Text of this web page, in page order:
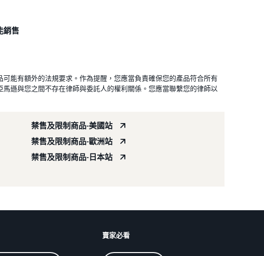
銷售
能有額外的法規要求。作為提醒，您應當負責確保您的產品符合所有
遜與您之間不存在律師與委託人的權利關係。您應當聯繫您的律師以
禁售及限制商品-美國站
禁售及限制商品-歐洲站
禁售及限制商品-日本站
賣家必看